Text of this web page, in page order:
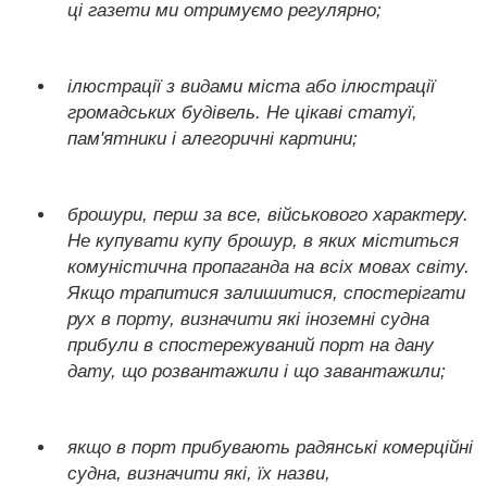
ці газети ми отримуємо регулярно;
ілюстрації з видами міста або ілюстрації
громадських будівель. Не цікаві статуї,
пам'ятники і алегоричні картини;
брошури, перш за все, військового характеру.
Не купувати купу брошур, в яких міститься
комуністична пропаганда на всіх мовах світу.
Якщо трапитися залишитися, спостерігати
рух в порту, визначити які іноземні судна
прибули в спостережуваний порт на дану
дату, що розвантажили і що завантажили;
якщо в порт прибувають радянські комерційні
судна, визначити які, їх назви,